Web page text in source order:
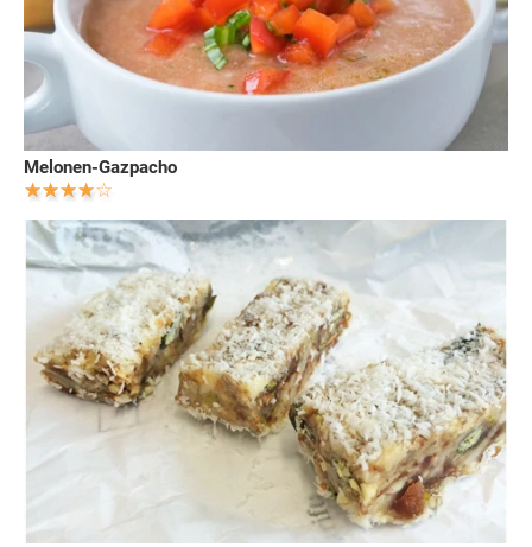
Melonen-Gazpacho